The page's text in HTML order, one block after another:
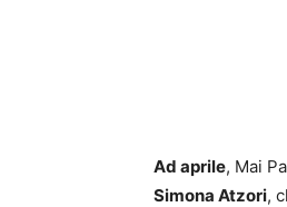
Ad aprile, Mai
Simona Atzori,